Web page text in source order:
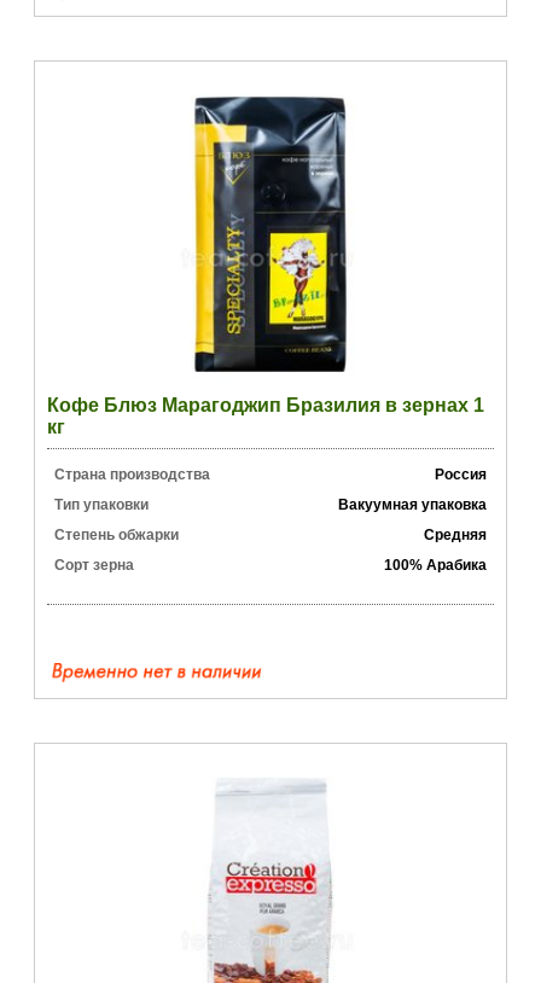
Кофе Блюз Марагоджип Бразилия в зернах 1
кг
Страна производства
Россия
Тип упаковки
Вакуумная упаковка
Степень обжарки
Средняя
Сорт зерна
100% Арабика